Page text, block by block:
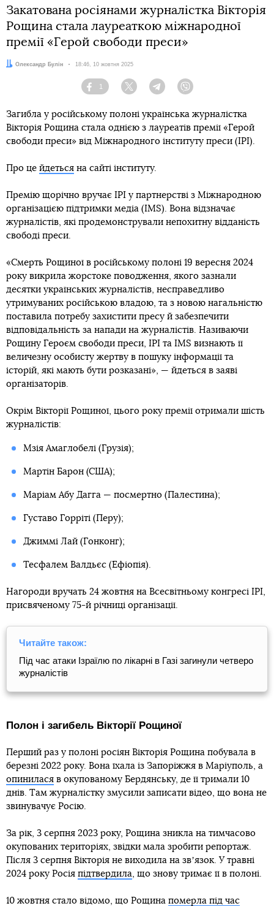
Закатована росіянами журналістка Вікторія
Рощина стала лауреаткою міжнародної
премії «Герой свободи преси»
Автор:
Олександр Булін Дата:
18:46, 10 жовтня 2025
Facebook
1
Twitter TelegramViber
Загибла у російському полоні українська журналістка
Вікторія Рощина стала однією з лауреатів премії «Герой
свободи преси» від Міжнародного інституту преси (IPI).
Про це йдеться на сайті інституту.
Премію щорічно вручає IPI у партнерстві з Міжнародною
організацією підтримки медіа (IMS). Вона відзначає
журналістів, які продемонстрували непохитну відданість
свободі преси.
«Смерть Рощиної в російському полоні 19 вересня 2024
року викрила жорстоке поводження, якого зазнали
десятки українських журналістів, несправедливо
утримуваних російською владою, та з новою нагальністю
поставила потребу захистити пресу й забезпечити
відповідальність за напади на журналістів. Називаючи
Рощину Героєм свободи преси, IPI та IMS визнають її
величезну особисту жертву в пошуку інформації та
історій, які мають бути розказані», — йдеться в заяві
організаторів.
Окрім Вікторії Рощиної, цього року премії отримали шість
журналістів:
Мзія Амаглобелі (Грузія);
Мартін Барон (США);
Маріам Абу Дагга — посмертно (Палестина);
Густаво Горріті (Перу);
Джиммі Лай (Гонконг);
Тесфалем Валдьєс (Ефіопія).
Нагороди вручать 24 жовтня на Всесвітньому конгресі IPI,
присвяченому 75-й річниці організації.
Читайте також:
Під час атаки Ізраїлю по лікарні в Газі загинули четверо
журналістів
Полон і загибель Вікторії Рощиної
Перший раз у полоні росіян Вікторія Рощина побувала в
березні 2022 року. Вона їхала із Запоріжжя в Маріуполь, а
опинилася в окупованому Бердянську, де її тримали 10
днів. Там журналістку змусили записати відео, що вона не
звинувачує Росію.
За рік, 3 серпня 2023 року, Рощина зникла на тимчасово
окупованих територіях, звідки мала зробити репортаж.
Після 3 серпня Вікторія не виходила на звʼязок. У травні
2024 року Росія підтвердила, що знову тримає її в полоні.
10 жовтня стало відомо, що Рощина померла під час